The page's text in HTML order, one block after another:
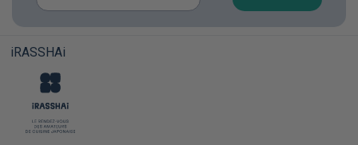
iRASSHAi